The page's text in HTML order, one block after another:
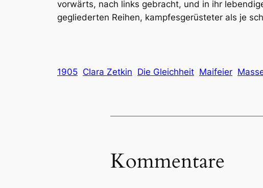
vorwärts, nach links gebracht, und in ihr
gegliederten Reihen, kampfesgerüsteter als je
1905 Clara Zetkin Die Gleichheit Maifeier
Kommentare